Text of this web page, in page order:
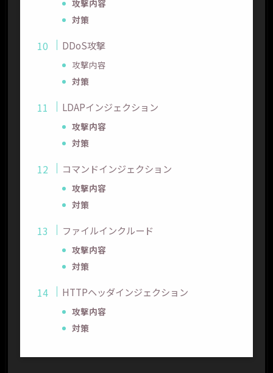
攻撃内容
対策
DDoS攻撃
攻撃内容
対策
LDAPインジェクション
攻撃内容
対策
コマンドインジェクション
攻撃内容
対策
ファイルインクルード
攻撃内容
対策
HTTPヘッダインジェクション
攻撃内容
対策